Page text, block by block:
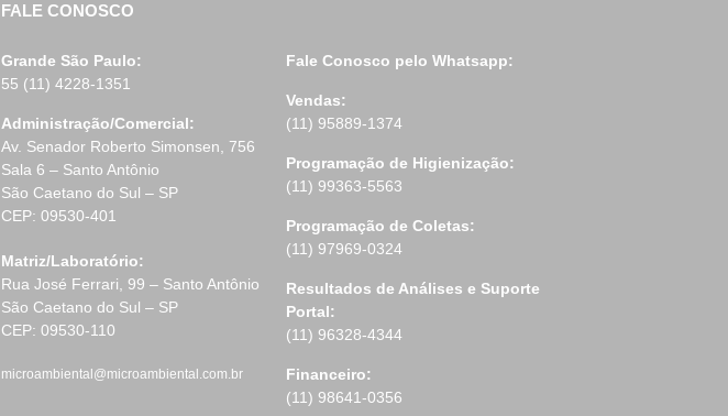
FALE CONOSCO
Grande São Paulo:
55 (11) 4228-1351
Administração/Comercial:
Av. Senador Roberto Simonsen, 756
Sala 6 – Santo Antônio
São Caetano do Sul – SP
CEP: 09530-401
Matriz/Laboratório:
Rua José Ferrari, 99 – Santo Antônio
São Caetano do Sul – SP
CEP: 09530-110
microambiental@microambiental.com.br
Fale Conosco pelo Whatsapp:
Vendas:
(11) 95889-1374
Programação de Higienização:
(11) 99363-5563
Programação de Coletas:
(11) 97969-0324
Resultados de Análises e Suporte
Portal:
(11) 96328-4344
Financeiro:
(11) 98641-0356